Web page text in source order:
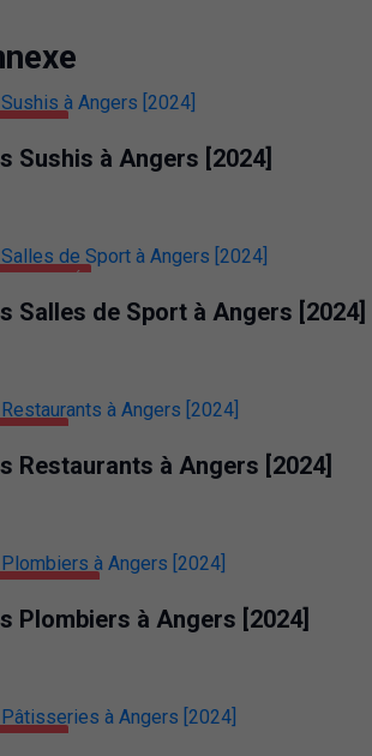
Sushis à Angers [2024]
Salles de Sport à Angers [2024]
Restaurants à Angers [2024]
Plombiers à Angers [2024]